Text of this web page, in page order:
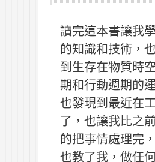
讀完這本書讓我
的知識和技術，
到生存在物質時
期和行動週期的
也發現到最近在
了，也讓我比之
的把事情處理完
也教了我，做任